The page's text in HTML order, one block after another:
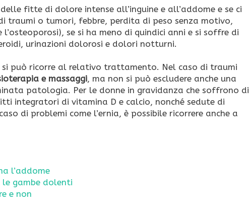
fitte di dolore intense all’inguine e all’addome e se ci
o tumori, febbre, perdita di peso senza motivo,
se si ha meno di quindici anni e si soffre di
urinazioni dolorosi e dolori notturni.
può ricorre al relativo trattamento. Nel caso di traumi
e massaggi, ma non si può escludere anche una
patologia. Per le donne in gravidanza che soffrono di
integratori di vitamina D e calcio, nonché sedute di
di problemi come l’ernia, è possibile ricorrere anche a
l’addome
le gambe dolenti
e non